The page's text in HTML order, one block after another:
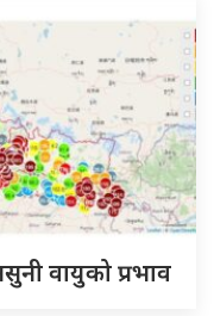
वायुको प्रभाव